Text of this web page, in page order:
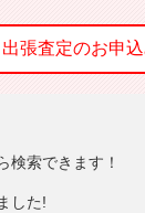
検索できます！
した!